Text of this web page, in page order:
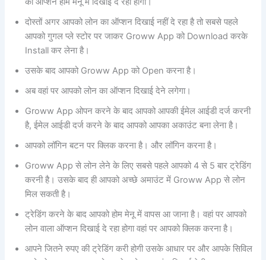
दोस्तों अगर आपको लोन का ऑप्शन दिखाई नहीं दे रहा है तो सबसे पहले
आपको गुगल प्ले स्टोर पर जाकर Groww App को Download करके
Install कर लेना है।
उसके बाद आपको Groww App को Open करना है।
अब वहां पर आपको लोन का ऑप्शन दिखाई देने लगेगा।
Groww App ओपन करने के बाद आपको आपकी ईमेल आईडी दर्ज करनी
है, ईमेल आईडी दर्ज करने के बाद आपको आपका अकाउंट बना लेना है।
आपको लॉगिन बटन पर क्लिक करना है। और लॉगिन करना है।
Groww App से लोन लेने के लिए सबसे पहले आपको 4 से 5 बार ट्रेडिंग
करनी है। उसके बाद ही आपको अच्छे अमाउंट में Groww App से लोन
मिल सकती है।
ट्रेडिंग करने के बाद आपको होम मेनू में वापस आ जाना है। वहां पर आपको
लोन वाला ऑप्शन दिखाई दे रहा होगा वहां पर आपको क्लिक करना है।
आपने जितने रुपए की ट्रेडिंग करी होगी उसके आधार पर और आपके सिविल